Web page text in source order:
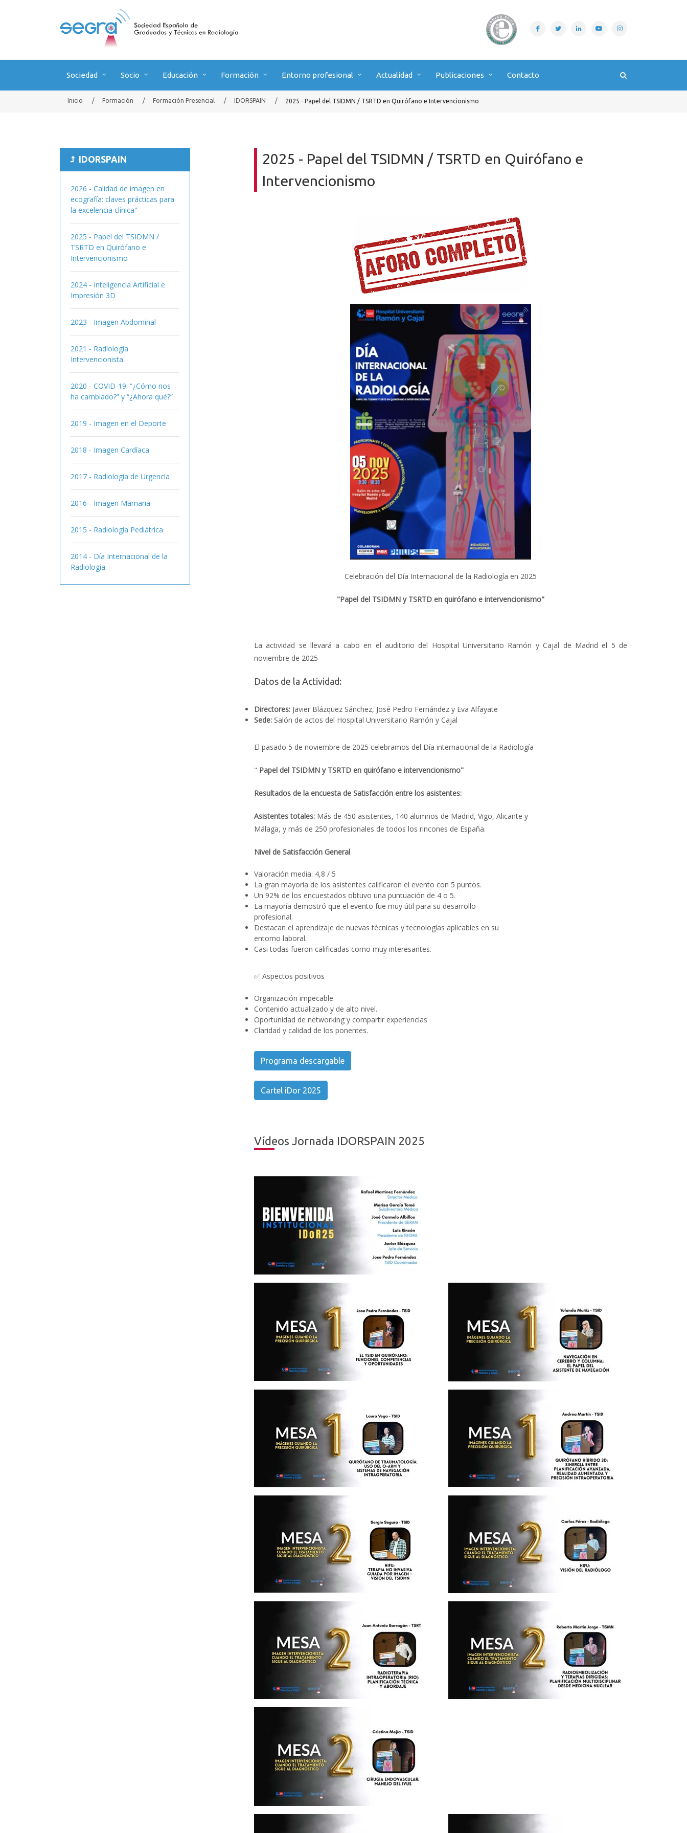
Sociedad Socio Educación Formación Entorno profesional Actualidad Publicaciones Contacto
Inicio / Formación / Formación Presencial / IDORSPAIN / 2025 - Papel del TSIDMN / TSRTD en Quirófano e Intervencionismo
IDORSPAIN
2026 - Calidad de imagen en
ecografía: claves prácticas para
la excelencia clínica"
2025 - Papel del TSIDMN /
TSRTD en Quirófano e
Intervencionismo
2024 - Inteligencia Artificial e
Impresión 3D
2023 - Imagen Abdominal
2021 - Radiología
Intervencionista
2020 - COVID-19: “¿Cómo nos
ha cambiado?” y “¿Ahora qué?”
2019 - Imagen en el Deporte
2018 - Imagen Cardíaca
2017 - Radiología de Urgencia
2016 - Imagen Mamaria
2015 - Radiología Pediátrica
2014 - Día Internacional de la
Radiología
2025 - Papel del TSIDMN / TSRTD en Quirófano e
Intervencionismo
Celebración del Día Internacional de la Radiología en 2025
"Papel del TSIDMN y TSRTD en quirófano e intervencionismo"
La actividad se llevará a cabo en el auditorio del Hospital Universitario Ramón y Cajal de Madrid el 5 de
noviembre de 2025
Datos de la Actividad:
Directores: Javier Blázquez Sánchez, José Pedro Fernández y Eva Alfayate
Sede: Salón de actos del Hospital Universitario Ramón y Cajal
El pasado 5 de noviembre de 2025 celebramos del Día internacional de la Radiología
" Papel del TSIDMN y TSRTD en quirófano e intervencionismo"
Resultados de la encuesta de Satisfacción entre los asistentes:
Asistentes totales: Más de 450 asistentes, 140 alumnos de Madrid, Vigo, Alicante y
Málaga, y más de 250 profesionales de todos los rincones de España.
Nivel de Satisfacción General
Valoración media: 4,8 / 5
La gran mayoría de los asistentes calificaron el evento con 5 puntos.
Un 92% de los encuestados obtuvo una puntuación de 4 o 5.
La mayoría demostró que el evento fue muy útil para su desarrollo
profesional.
Destacan el aprendizaje de nuevas técnicas y tecnologías aplicables en su
entorno laboral.
Casi todas fueron calificadas como muy interesantes.
✅ Aspectos positivos
Organización impecable
Contenido actualizado y de alto nivel.
Oportunidad de networking y compartir experiencias
Claridad y calidad de los ponentes.
Programa descargable
Cartel iDor 2025
Vídeos Jornada IDORSPAIN 2025